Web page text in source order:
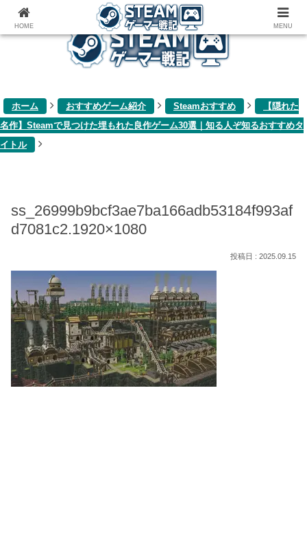
ゲーム関連雑記ブログ
ホーム おすすめゲーム紹介 Steamおすすめ
【隠れた
名作】Steamで見つけた埋もれた良作ゲーム30選｜知る人ぞ知るおすすめタ
イトル
ss_26999b9bcf3ae7ba166adb53184f993af
d7081c2.1920×1080
2025.09.15
HOME MENU